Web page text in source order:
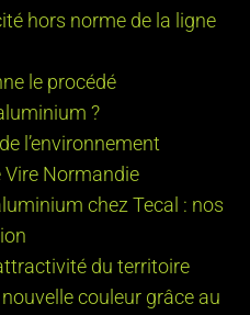
hors norme de la ligne
le procédé
?
l’environnement
Vire Normandie
chez Tecal : nos
du territoire
couleur grâce au